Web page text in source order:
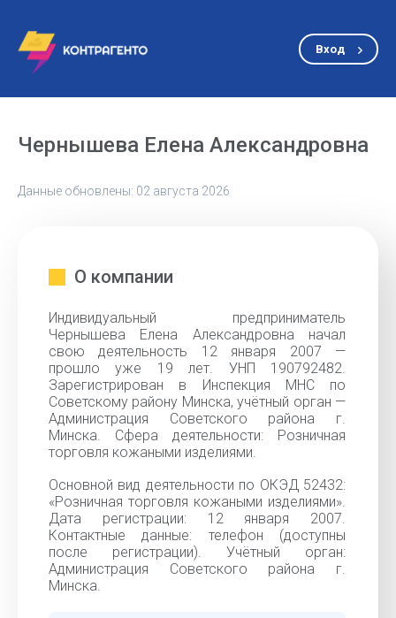
Вход
Чернышева Елена Александровна
Данные обновлены: 02 августа 2026
О компании
Индивидуальный предприниматель
Чернышева Елена Александровна начал
свою деятельность 12 января 2007 —
прошло уже 19 лет. УНП 190792482.
Зарегистрирован в Инспекция МНС по
Советскому району Минска, учётный орган —
Администрация Советского района г.
Минска. Сфера деятельности: Розничная
торговля кожаными изделиями.
Основной вид деятельности по ОКЭД 52432:
«Розничная торговля кожаными изделиями».
Дата регистрации: 12 января 2007.
Контактные данные: телефон (доступны
после регистрации). Учётный орган:
Администрация Советского района г.
Минска.